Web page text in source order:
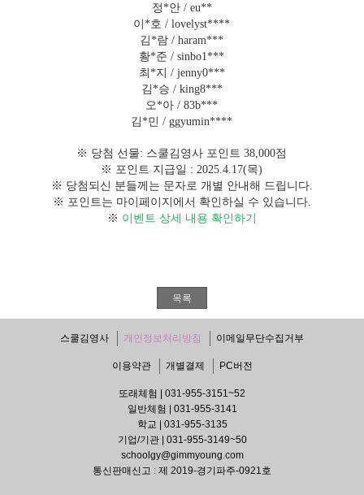
정*안 / eu**
이*호 / lovelyst****
김*람 / haram***
황*준 / sinbo1***
최*지 / jenny0***
김*승 / king8***
오*아 / 83b***
김*민 / ggyumin****
※ 당첨 선물: 스쿨김영사 포인트 38,000점
※ 포인트 지급일 : 2025.4.17(목)
※ 당첨되신 분들께는 문자로 개별 안내해 드립니다.
※ 포인트는 마이페이지에서 확인하실 수 있습니다.
※ 이벤트 상세 내용 확인하기
목록
스쿨김영사 개인정보처리방침 이메일무단수집거부
이용약관 개별결제 PC버전
또래체험 | 031-955-3151~52
일반체험 | 031-955-3141
학교 | 031-955-3135
기업/기관 | 031-955-3149~50
schoolgy@gimmyoung.com
통신판매신고 : 제 2019-경기파주-0921호